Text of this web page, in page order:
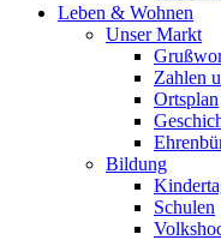
Leben & Wohnen
Unser Markt
Zahlen
Ortsplan
Bildung
Schulen